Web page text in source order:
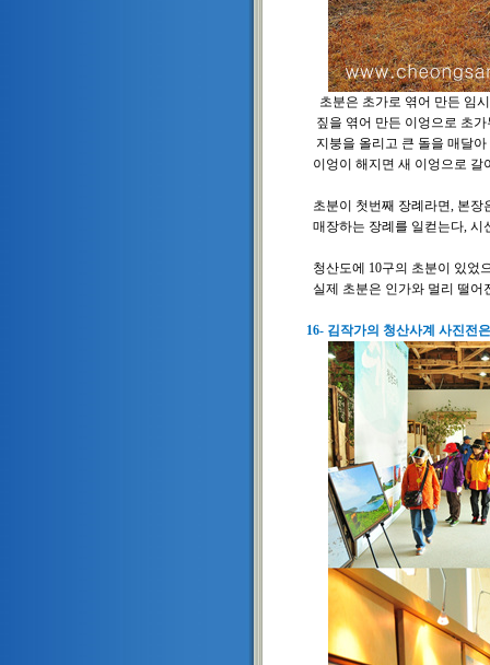
초분은 초가로 엮어 만든 임
짚을 엮어 만든 이엉으로 초
지붕을 올리고 큰 돌을 매달
이엉이 해지면 새 이엉으로
초분이 첫번째 장례라면, 본장
매장하는 장례를 일컫는다, 시
청산도에 10구의 초분이 있었
실제 초분은 인가와 멀리 떨
16- 김작가의 청산사계 사진전